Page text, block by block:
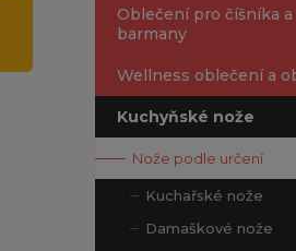
Oblečení pro číšníka a
barmany
Wellness oblečení a
Kuchyňské nože
Nože podle určení
Kuchařské nože
Damaškové nože